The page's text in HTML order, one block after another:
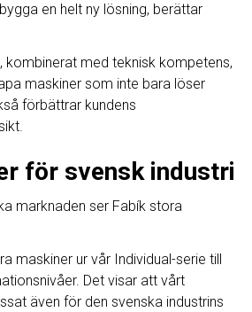
en helt ny lösning, berättar
kombinerat med teknisk kompetens,
maskiner som inte bara löser
förbättrar kundens
för svensk industri
marknaden ser Fabík stora
maskiner ur vår Individual-serie till
Det visar att vårt
även för den svenska industrins